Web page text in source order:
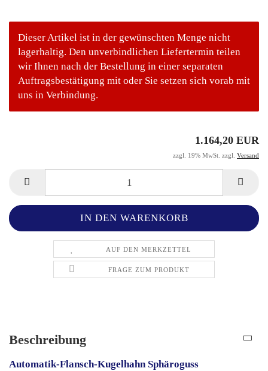
Dieser Artikel ist in der gewünschten Menge nicht
lagerhaltig. Den unverbindlichen Liefertermin teilen
wir Ihnen nach der Bestellung in einer separaten
Auftragsbestätigung mit oder Sie setzen sich vorab mit
uns in Verbindung.
1.164,20 EUR
zzgl. 19% MwSt. zzgl. Versand
AUF DEN MERKZETTEL
FRAGE ZUM PRODUKT
Beschreibung
Automatik-Flansch-Kugelhahn Sphäroguss